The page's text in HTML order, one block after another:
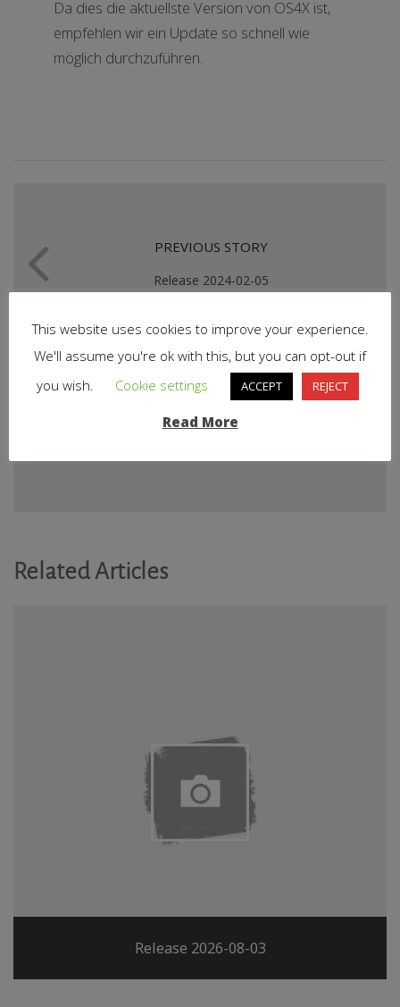
Da dies die aktuellste Version von OS4X ist,
empfehlen wir ein Update so schnell wie
möglich durchzuführen.
PREVIOUS STORY
Release 2024-02-05
NEXT STORY
Related Articles
Release 2026-08-03
This website uses cookies to improve your experience.
We'll assume you're ok with this, but you can opt-out if
you wish.
Cookie settings ACCEPT REJECT
Read More